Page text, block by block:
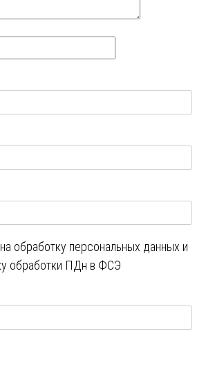
обработку персональных данных и
обработки ПДн в ФСЭ